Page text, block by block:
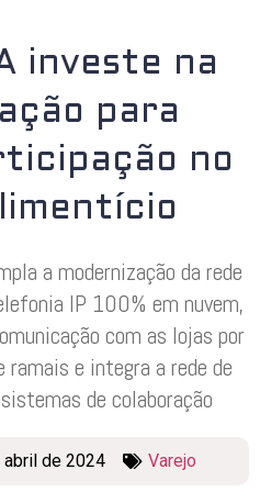
investe na
para
no
a modernização da rede
IP 100% em nuvem,
com as lojas por
ramais e integra a rede de
de colaboração
abril de 2024 Varejo